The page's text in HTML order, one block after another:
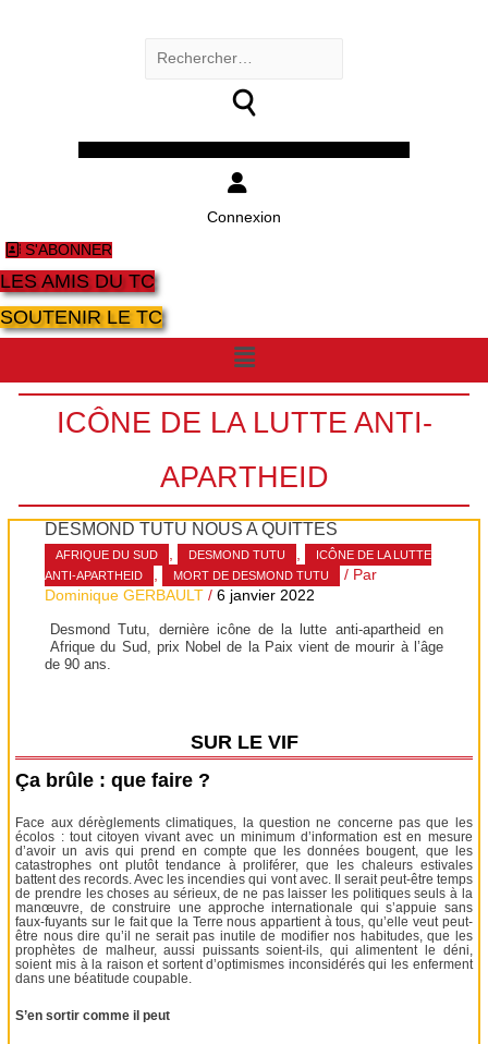
Rechercher :
Connexion
S'ABONNER
LES AMIS DU TC
SOUTENIR LE TC
Menu
ICÔNE DE LA LUTTE ANTI-
APARTHEID
DESMOND TUTU NOUS A QUITTÉS
AFRIQUE DU SUD , DESMOND TUTU ,
ICÔNE DE LA LUTTE
ANTI-APARTHEID
, MORT DE DESMOND TUTU
/ Par
Dominique GERBAULT /6 janvier 2022
Desmond Tutu, dernière icône de la lutte anti-apartheid en
Afrique du Sud, prix Nobel de la Paix vient de mourir à l’âge
de 90 ans.
SUR LE VIF
Ça brûle : que faire ?
Face aux dérèglements climatiques, la question ne concerne pas que les
écolos : tout citoyen vivant avec un minimum d’information est en mesure
d’avoir un avis qui prend en compte que les données bougent, que les
catastrophes ont plutôt tendance à proliférer, que les chaleurs estivales
battent des records. Avec les incendies qui vont avec. Il serait peut-être temps
de prendre les choses au sérieux, de ne pas laisser les politiques seuls à la
manœuvre, de construire une approche internationale qui s’appuie sans
faux-fuyants sur le fait que la Terre nous appartient à tous, qu’elle veut peut-
être nous dire qu’il ne serait pas inutile de modifier nos habitudes, que les
prophètes de malheur, aussi puissants soient-ils, qui alimentent le déni,
soient mis à la raison et sortent d’optimismes inconsidérés qui les enferment
dans une béatitude coupable.
S’en sortir comme il peut